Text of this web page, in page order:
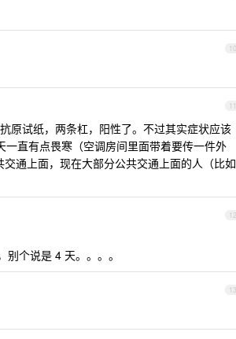
10
11
原试纸，两条杠，阳性了。不过其实症状应该
直有点畏寒（空调房间里面带着要传一件外
通上面，现在大部分公共交通上面的人（比如
12
个说是 4 天。。。。
13